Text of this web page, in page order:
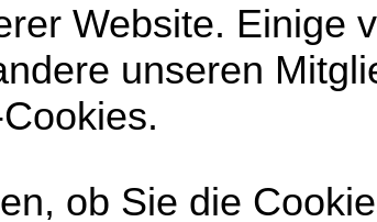
Website. Einige
unseren
ob Sie die